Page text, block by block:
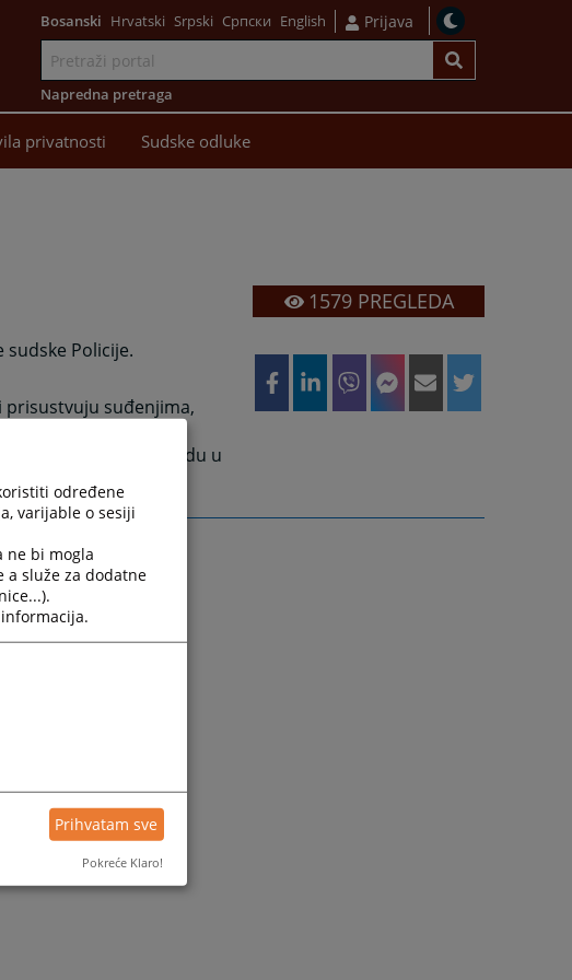
Bosanski Hrvatski Srpski Српски English Prijava
Napredna pretraga
privatnosti Sudske odluke
Policije.
prisustvuju suđenjima,
u Općinskom sudu u
1579PREGLEDA
određene
varijable o sesiji
ne bi mogla
a služe za dodatne
Prihvatam sve
Pokreće Klaro!